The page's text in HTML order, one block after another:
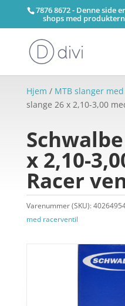
7876 8672 - Denne
shops med
Hjem / MTB slanger
slange 26 x 2,10-3,00
x 2,10-
Racer
Varenummer (SKU):
med racerventil